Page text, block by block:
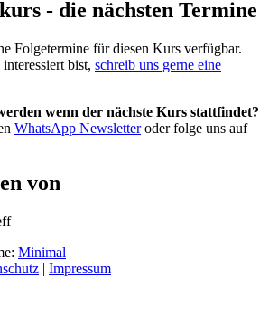
- die nächsten Termine
Folgetermine für diesen Kurs verfügbar.
bist, schreib uns gerne eine
wenn der nächste Kurs stattfindet?
WhatsApp Newsletteroder folge uns auf
von
Minimal
| Impressum